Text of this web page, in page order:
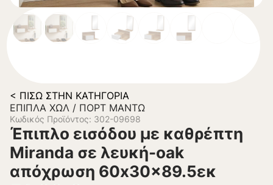
< ΠΊΣΩ ΣΤΗΝ ΚΑΤΗΓΟΡΊΑ
ΈΠΙΠΛΑ ΧΩΛ / ΠΟΡΤ ΜΑΝΤΏ
Κωδικός Προϊόντος: 302-09698
Έπιπλο εισόδου με καθρέπτη
Miranda σε λευκή-oak
απόχρωση 60x30x89.5εκ